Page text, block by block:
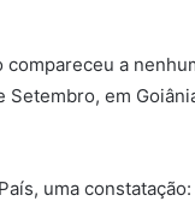
compareceu a
Setembro, em
uma